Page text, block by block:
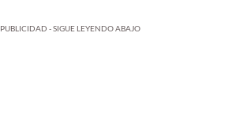
PUBLICIDAD - SIGUE LEYENDO ABAJO